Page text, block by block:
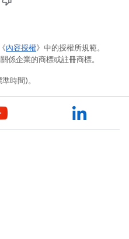
內容授權》中的授權所規範。
係企業的商標或註冊商標。
時間)。